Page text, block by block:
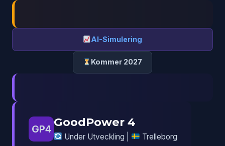
AI-Simulering
Kommer 2027
GP4
GoodPower 4
Under Utveckling | Trelleborg